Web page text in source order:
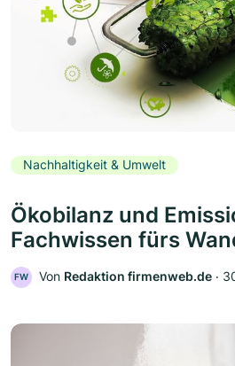
Nachhaltigkeit & Umwelt
Ökobilanz und
Fachwissen fürs
FW Von Redaktion firmenweb.de ‧